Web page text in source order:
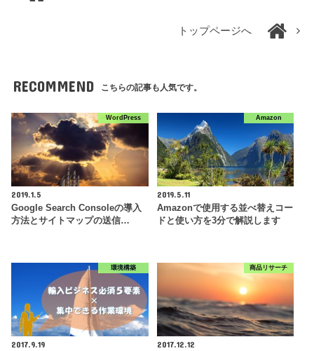
トップページへ
RECOMMEND こちらの記事も人気です。
WordPress
2019.1.5
Google Search Consoleの導入
方法とサイトマップの送信…
Amazon
2019.5.11
Amazonで使用する並べ替えコー
ドと使い方を3分で解説します
環境構築
2017.9.19
商品リサーチ
2017.12.12